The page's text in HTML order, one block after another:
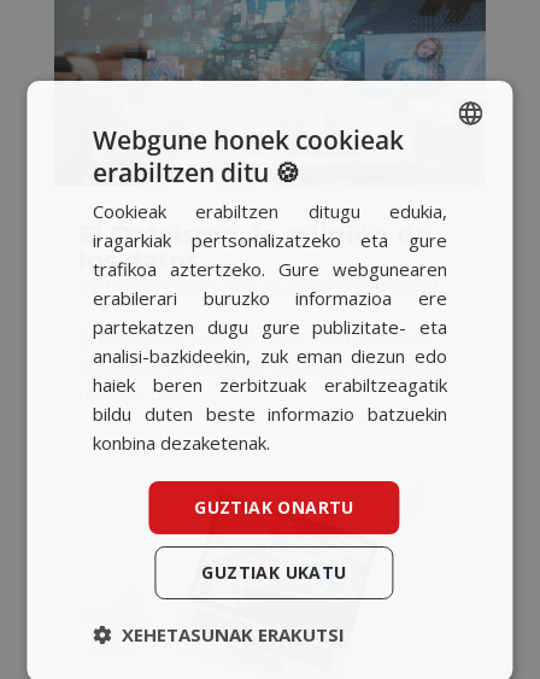
El Dataísmo, la religión de
los datos
Actualidad
El Dataísmo, la religión de los datos Si el
cristianismo nació en Judea, el dataísmo o
religión de...
BASQUE
CATALAN
ENGLISH
Webgune honek cookieak
erabiltzen ditu 🍪
Cookieak erabiltzen ditugu edukia,
iragarkiak pertsonalizatzeko eta gure
trafikoa aztertzeko. Gure webgunearen
erabilerari buruzko informazioa ere
partekatzen dugu gure publizitate- eta
analisi-bazkideekin, zuk eman diezun edo
haiek beren zerbitzuak erabiltzeagatik
bildu duten beste informazio batzuekin
konbina dezaketenak.
GUZTIAK ONARTU
GUZTIAK UKATU
XEHETASUNAK ERAKUTSI